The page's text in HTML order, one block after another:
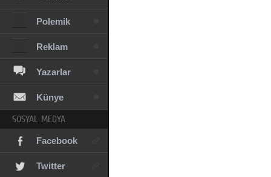
Polemik
Reklam
Yazarlar
Künye
SOSYAL MEDYA
Facebook
Twitter